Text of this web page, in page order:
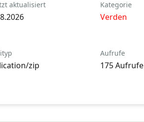
aktualisiert Kategorie
Verden
zip
Aufrufe
175 Aufrufe